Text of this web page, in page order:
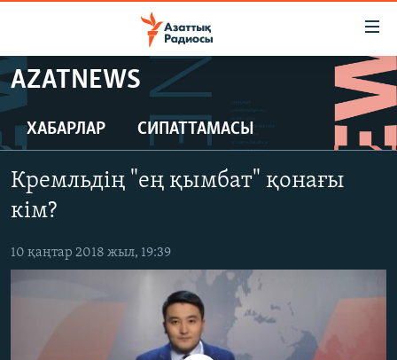
Skip
to
main
content
to
main
Skip
to
САЯСАТ
ҚАҢТАР ОҚИҒАСЫ
АДАМ ҚҰҚЫҚТАРЫ
ӘЛЕУМЕТ
АРНАЙЫ ЖОБАЛАР
AZATNEWS
ХАБАРЛАР СИПАТТАМАСЫ
Кремльдің "ең қымбат" қонағы
кім?
10 қаңтар 2018 жыл, 19:39